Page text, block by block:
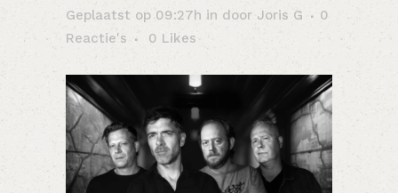
Geplaatst op 09:27h in door Joris G
0
Reactie's
0 Likes